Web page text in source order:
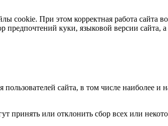
cookie. При этом корректная работа сайта
куки, языковой версии сайта,
сайта, в том числе наиболее
или отклонить сбор всех или